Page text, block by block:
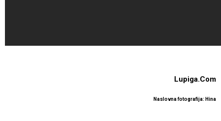
Lupiga.Com
Naslovna fotografija: Hina